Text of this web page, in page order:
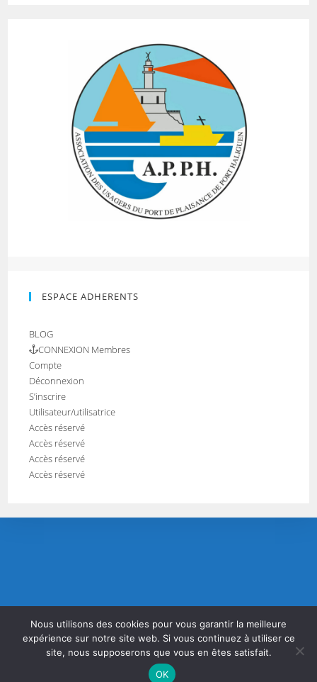
ESPACE ADHERENTS
BLOG
CONNEXION Membres
Compte
Déconnexion
S’inscrire
Utilisateur/utilisatrice
Accès réservé
Accès réservé
Accès réservé
Accès réservé
accueil-apph mentions légales compte
s’inscrire
Copyright [2024] - APPH
Nous utilisons des cookies pour vous garantir la meilleure
expérience sur notre site web. Si vous continuez à utiliser ce
site, nous supposerons que vous en êtes satisfait.
OK